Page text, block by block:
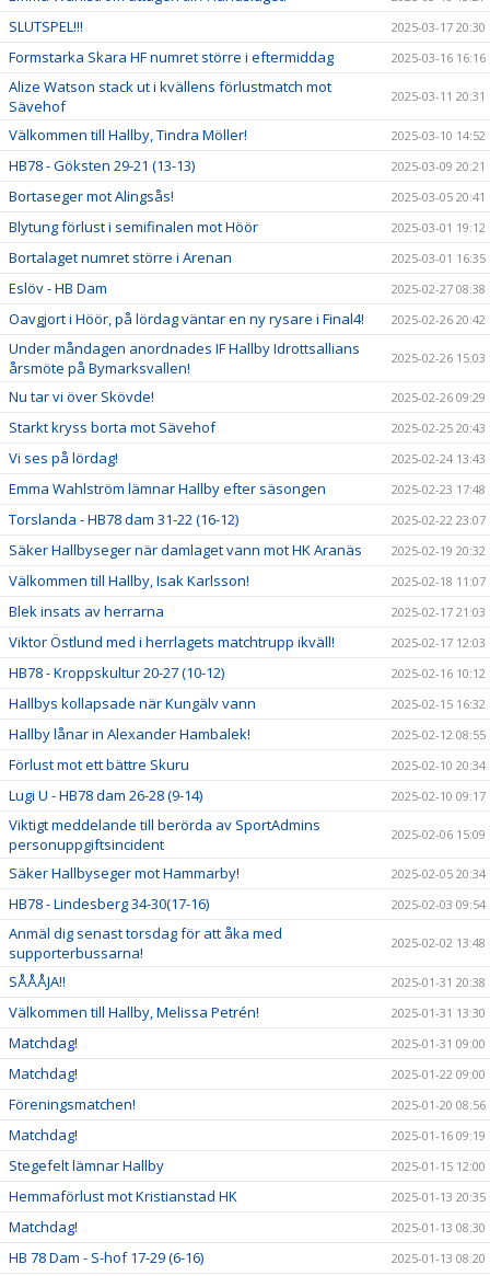
SLUTSPEL!!! 2025-03-17 20:30
Formstarka Skara HF numret större i eftermiddag 2025-03-16 16:16
Alize Watson stack ut i kvällens förlustmatch mot
Sävehof
2025-03-11 20:31
Välkommen till Hallby, Tindra Möller! 2025-03-10 14:52
HB78 - Göksten 29-21 (13-13) 2025-03-09 20:21
Bortaseger mot Alingsås! 2025-03-05 20:41
Blytung förlust i semifinalen mot Höör 2025-03-01 19:12
Bortalaget numret större i Arenan 2025-03-01 16:35
Eslöv - HB Dam 2025-02-27 08:38
Oavgjort i Höör, på lördag väntar en ny rysare i Final4! 2025-02-26 20:42
Under måndagen anordnades IF Hallby Idrottsallians
årsmöte på Bymarksvallen!
2025-02-26 15:03
Nu tar vi över Skövde! 2025-02-26 09:29
Starkt kryss borta mot Sävehof 2025-02-25 20:43
Vi ses på lördag! 2025-02-24 13:43
Emma Wahlström lämnar Hallby efter säsongen 2025-02-23 17:48
Torslanda - HB78 dam 31-22 (16-12) 2025-02-22 23:07
Säker Hallbyseger när damlaget vann mot HK Aranäs 2025-02-19 20:32
Välkommen till Hallby, Isak Karlsson! 2025-02-18 11:07
Blek insats av herrarna 2025-02-17 21:03
Viktor Östlund med i herrlagets matchtrupp ikväll! 2025-02-17 12:03
HB78 - Kroppskultur 20-27 (10-12) 2025-02-16 10:12
Hallbys kollapsade när Kungälv vann 2025-02-15 16:32
Hallby lånar in Alexander Hambalek! 2025-02-12 08:55
Förlust mot ett bättre Skuru 2025-02-10 20:34
Lugi U - HB78 dam 26-28 (9-14) 2025-02-10 09:17
Viktigt meddelande till berörda av SportAdmins
personuppgiftsincident
2025-02-06 15:09
Säker Hallbyseger mot Hammarby! 2025-02-05 20:34
HB78 - Lindesberg 34-30(17-16) 2025-02-03 09:54
Anmäl dig senast torsdag för att åka med
supporterbussarna!
2025-02-02 13:48
SÅÅÅJA!! 2025-01-31 20:38
Välkommen till Hallby, Melissa Petrén! 2025-01-31 13:30
Matchdag! 2025-01-31 09:00
Matchdag! 2025-01-22 09:00
Föreningsmatchen! 2025-01-20 08:56
Matchdag! 2025-01-16 09:19
Stegefelt lämnar Hallby 2025-01-15 12:00
Hemmaförlust mot Kristianstad HK 2025-01-13 20:35
Matchdag! 2025-01-13 08:30
HB 78 Dam - S-hof 17-29 (6-16) 2025-01-13 08:20